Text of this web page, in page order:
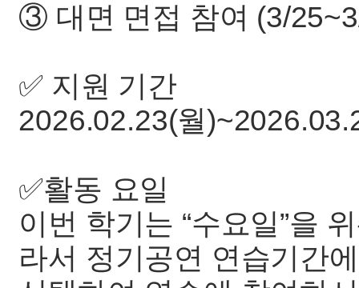
③ 대면 면접 참여 (3/
✅️ 지원 기간
2026.02.23(월
✅️활동 요일
이번 학기는 “수요일”을
라서 정기공연 연습기간